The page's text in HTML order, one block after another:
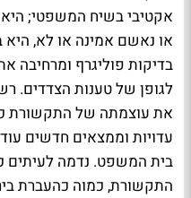
אקטיבי בשיח המשפטי;
או נאשם אמינה או לא, היא
בדיקות פוליגרף ומרחיבה
לגופן של טענות הצדדים.
את עוצמתה של התקשורת
עדויות וממצאים חדשים
בית המשפט. נדמה לעיתים
התקשורת, כמוה כהעברת